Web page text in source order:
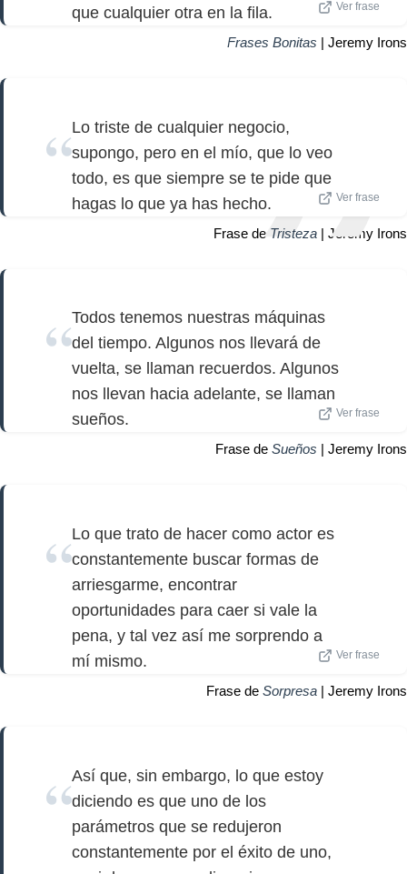
que cualquier otra en la fila.
Ver frase
Frases Bonitas | Jeremy Irons
Lo triste de cualquier negocio,
supongo, pero en el mío, que lo veo
todo, es que siempre se te pide que
hagas lo que ya has hecho.
Ver frase
Frase de Tristeza | Jeremy Irons
Todos tenemos nuestras máquinas
del tiempo. Algunos nos llevará de
vuelta, se llaman recuerdos. Algunos
nos llevan hacia adelante, se llaman
sueños.
Ver frase
Frase de Sueños | Jeremy Irons
Lo que trato de hacer como actor es
constantemente buscar formas de
arriesgarme, encontrar
oportunidades para caer si vale la
pena, y tal vez así me sorprendo a
mí mismo.
Ver frase
Frase de Sorpresa | Jeremy Irons
Así que, sin embargo, lo que estoy
diciendo es que uno de los
parámetros que se redujeron
constantemente por el éxito de uno,